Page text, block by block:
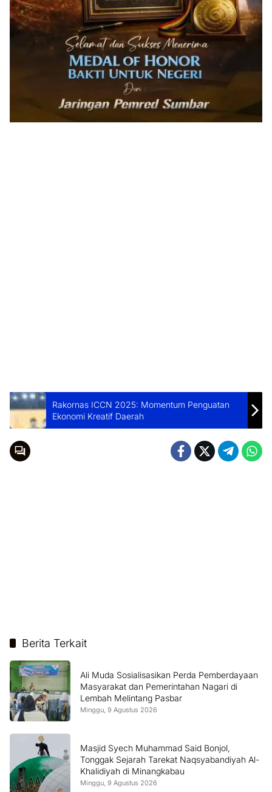
Rakornas ICCN 2025: Momentum Penguatan
Ekonomi Kreatif Daerah
Berita Terkait
Ali Muda Sosialisasikan Perda Pemberdayaan
Masyarakat dan Pemerintahan Nagari di
Lembah Melintang Pasbar
Minggu, 9 Agustus 2026
Masjid Syech Muhammad Said Bonjol,
Tonggak Sejarah Tarekat Naqsyabandiyah Al-
Khalidiyah di Minangkabau
Minggu, 9 Agustus 2026